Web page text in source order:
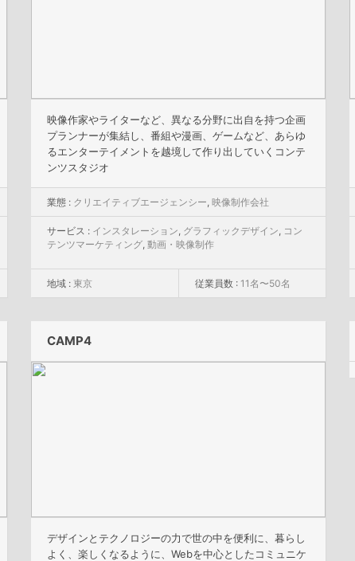
映像作家やライターなど、異なる分野に出自を持つ企画
プランナーが集結し、番組や漫画、ゲームなど、あらゆ
るエンターテイメントを越境して作り出していくコンテ
ンツスタジオ
業態 : クリエイティブエージェンシー, 映像制作会社
サービス : インスタレーション, グラフィックデザイン, コン
テンツマーケティング, 動画・映像制作
地域 : 東京 従業員数 : 11名〜50名
CAMP4
デザインとテクノロジーの力で世の中を便利に、暮らし
よく、楽しくなるように、Webを中心としたコミュニケ